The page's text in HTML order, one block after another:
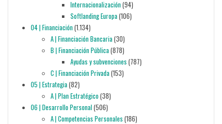
Internacionalización(94)
Softlanding Europa(106)
04 | Financiación(1.134)
A | Financiación Bancaria(30)
B | Financiación Pública(878)
Ayudas y subvenciones (787)
C | Financiación Privada(153)
05 | Estrategia(82)
A | Plan Estratégico(38)
06 | Desarrollo Personal(506)
A | Competencias Personales (186)